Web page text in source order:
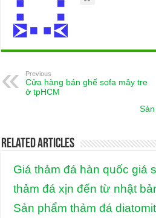
Previous
Cửa hàng bán ghế sofa mây tre
ở tpHCM
Related Articles
Giá thảm đá hàn quốc giá
thảm đá xịn đến từ nhật
Sản phẩm thảm đá